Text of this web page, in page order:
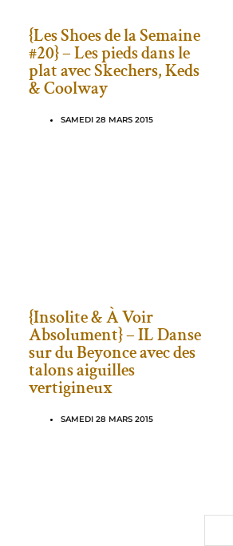
{Les Shoes de la Semaine
#20} – Les pieds dans le
plat avec Skechers, Keds
& Coolway
SAMEDI 28 MARS 2015
{Insolite & À Voir
Absolument} – IL Danse
sur du Beyonce avec des
talons aiguilles
vertigineux
SAMEDI 28 MARS 2015